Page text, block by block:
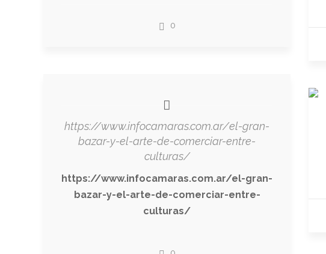
0
https://www.infocamaras.com.ar/el-gran-
bazar-y-el-arte-de-comerciar-entre-
culturas/
https://www.infocamaras.com.ar/el-gran-
bazar-y-el-arte-de-comerciar-entre-
culturas/